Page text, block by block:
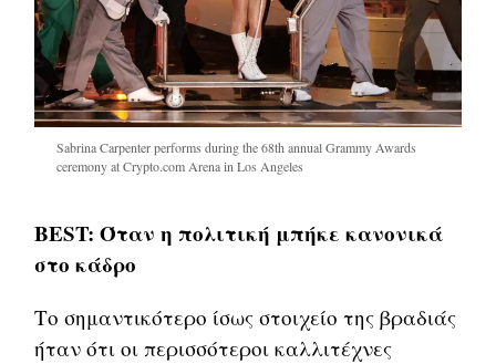
Sabrina Carpenter performs during the 68th annual Grammy Awards
ceremony at Crypto.com Arena in Los Angeles
BEST: Όταν η πολιτική μπήκε κανονικά
στο κάδρο
Το σημαντικότερο ίσως στοιχείο της βραδιάς
ήταν ότι οι περισσότεροι καλλιτέχνες